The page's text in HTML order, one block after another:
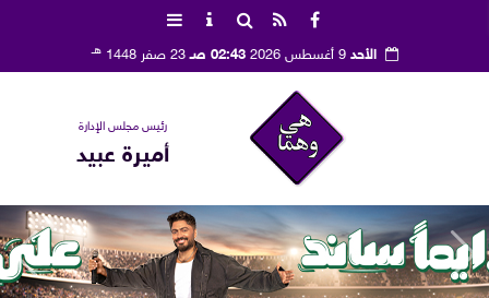
الأحد9 أغسطس 2026 02:43 صـ 23 صفر 1448 هـ
رئيس مجلس الإدارة
أميرة عبيد